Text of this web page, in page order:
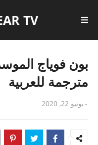
TV
مترجمة للعربية
- يونيو 22, 2020